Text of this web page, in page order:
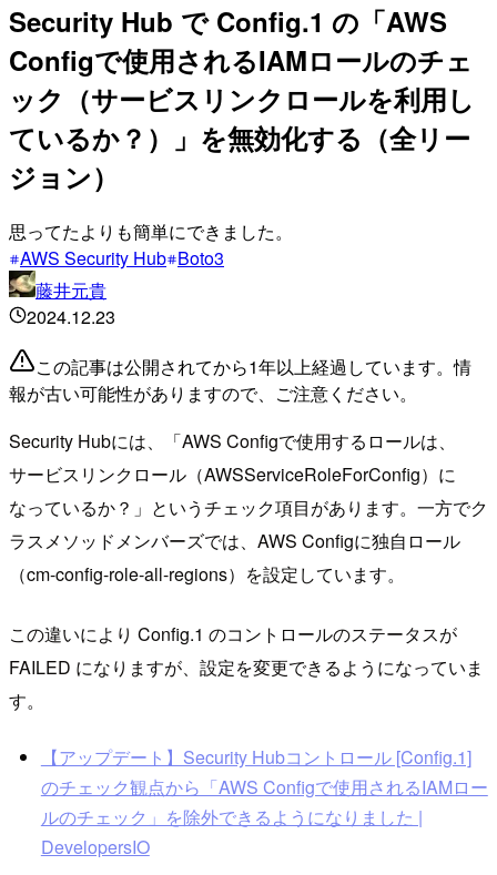
Security Hub で Config.1 の「AWS
Configで使用されるIAMロールのチェ
ック（サービスリンクロールを利用し
ているか？）」を無効化する（全リー
ジョン）
思ってたよりも簡単にできました。
AWS Security Hub Boto3
藤井元貴
2024.12.23
この記事は公開されてから1年以上経過しています。情
報が古い可能性がありますので、ご注意ください。
Security Hubには、「AWS Configで使用するロールは、
サービスリンクロール（AWSServiceRoleForConfig）に
なっているか？」というチェック項目があります。一方でク
ラスメソッドメンバーズでは、AWS Configに独自ロール
（cm-config-role-all-regions）を設定しています。
この違いにより Config.1 のコントロールのステータスが
FAILED になりますが、設定を変更できるようになっていま
す。
【アップデート】Security Hubコントロール [Config.1]
のチェック観点から「AWS Configで使用されるIAMロー
ルのチェック」を除外できるようになりました |
DevelopersIO